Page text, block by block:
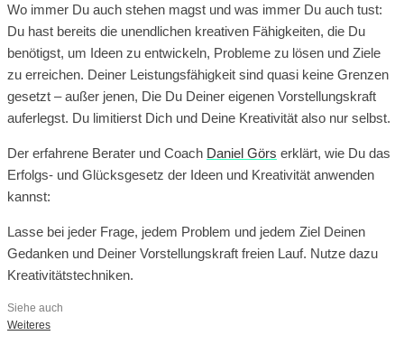
Wo immer Du auch stehen magst und was immer Du auch tust:
Du hast bereits die unendlichen kreativen Fähigkeiten, die Du
benötigst, um Ideen zu entwickeln, Probleme zu lösen und Ziele
zu erreichen. Deiner Leistungsfähigkeit sind quasi keine Grenzen
gesetzt – außer jenen, Die Du Deiner eigenen Vorstellungskraft
auferlegst. Du limitierst Dich und Deine Kreativität also nur selbst.
Der erfahrene Berater und Coach Daniel Görs erklärt, wie Du das
Erfolgs- und Glücksgesetz der Ideen und Kreativität anwenden
kannst:
Lasse bei jeder Frage, jedem Problem und jedem Ziel Deinen
Gedanken und Deiner Vorstellungskraft freien Lauf. Nutze dazu
Kreativitätstechniken.
Siehe auch
Weiteres